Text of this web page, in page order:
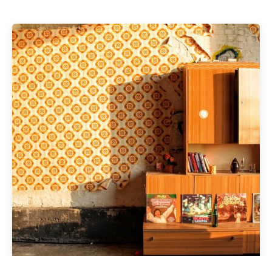
Geschrieben von
Redaktion Immofragen Bezirk: Krems an der Donau